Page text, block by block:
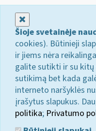
Šioje svetainėje
cookies). Būtinieji
ir jiems nėra
galite sutikti ir su kitų
sutikimą bet kada
interneto naršyklės
įrašytus slapukus.
politika; Privatumo